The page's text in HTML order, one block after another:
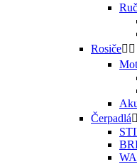
Rosiče 
Čerpadlá